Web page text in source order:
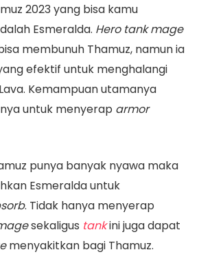
2023 yang bisa kamu
Esmeralda. Hero tank mage
membunuh Thamuz, namun ia
efektif untuk menghalangi
Kemampuan utamanya
untuk menyerap armor
punya banyak nyawa maka
Esmeralda untuk
. Tidak hanya menyerap
sekaligus tankini juga dapat
menyakitkan bagi Thamuz.